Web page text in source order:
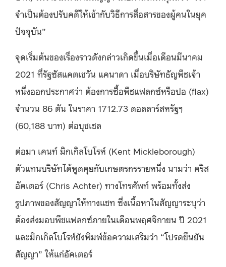
จำเป็นต้องปรับคดีให้เข้ากับวิธีการสื่อสารของผู้คนในยุค
ปัจจุบัน”
จุดเริ่มต้นของเรื่องราวดังกล่าวเกิดขึ้นเมื่อเดือนมีนาคม
2021 ที่รัฐซัสแคตเชวัน แคนาดา เมื่อบริษัทธัญพืชเจ้า
หนึ่งออกประกาศว่า ต้องการซื้อพืชแฟลกซ์หรือปอ (flax)
จำนวน 86 ตัน ในราคา 1712.73 ดอลลาร์สหรัฐฯ
(60,188 บาท) ต่อบุชเชล
ต่อมา เคนท์ มิกเกิลโบโรห์ (Kent Mickleborough)
ตัวแทนบริษัทได้พูดคุยกับเกษตรกรรายหนึ่ง นามว่า คริส
อัคเตอร์ (Chris Achter) ทางโทรศัพท์ พร้อมทั้งส่ง
รูปภาพของสัญญาให้ทางแชท ซึ่งเนื้อหาในสัญญาระบุว่า
ต้องส่งมอบพืชแฟลกซ์ภายในเดือนพฤศจิกายน ปี 2021
และมิกเกิลโบโรห์ยังพิมพ์ข้อความเสริมว่า “โปรดยืนยัน
สัญญา” ให้แก่อัคเตอร์